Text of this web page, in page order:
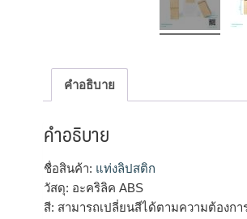
คำอธิบาย
คำอธิบาย
ชื่อสินค้า: แท่งลิปสติก
วัสดุ: อะคริลิค ABS
สี: สามารถเปลี่ยนสีได้ตามความต้องกา